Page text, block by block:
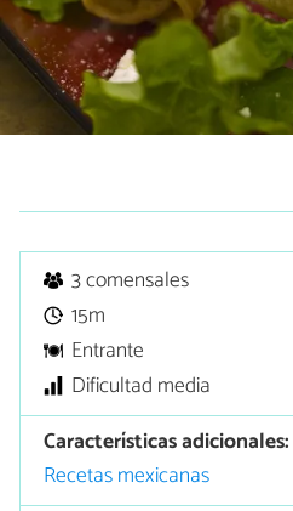
3 comensales
15m
Entrante
Dificultad media
Características adicionales:
Recetas mexicanas